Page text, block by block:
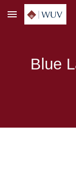
Skip to main content
Blue